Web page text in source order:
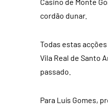
cordão dunar.
Todas estas
Vila Real de Santo
passado.
Para Luís Gomes,